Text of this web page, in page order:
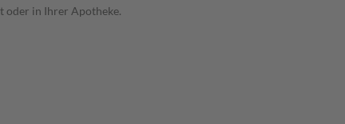
oder in Ihrer Apotheke.